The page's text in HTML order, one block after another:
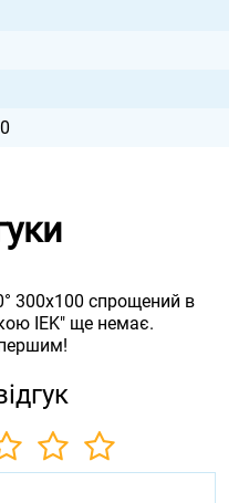
300х100 спрощений в
IEK" ще немає.